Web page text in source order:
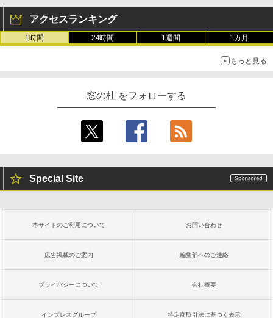
アクセスランキング
1時間 24時間 1週間 1カ月
もっと見る
窓の杜 をフォローする
Special Site
本サイトのご利用について お問い合わせ
広告掲載のご案内 編集部へのご連絡
プライバシーについて 会社概要
インプレスグループ 特定商取引法に基づく表示